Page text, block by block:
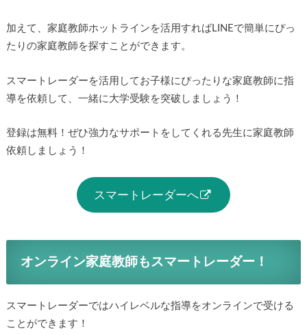
加えて、家庭教師ホットラインを活用すればLINEで簡単にぴっ
たりの家庭教師を探すことができます。
スマートレーダーを活用してお子様にぴったりな家庭教師に指
導を依頼して、一緒に大学受験を突破しましょう！
登録は無料！ぜひ強力なサポートをしてくれる先生に家庭教師
依頼しましょう！
スマートレーダーへ
オンライン家庭教師もスマートレーダー！
スマートレーダーではハイレベルな指導をオンラインで受ける
ことができます！